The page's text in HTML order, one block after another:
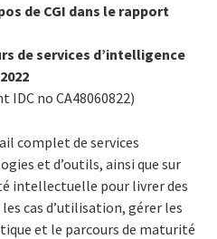
de CGI dans le rapport
de services d’intelligence
IDC no CA48060822)
complet de services
et d’outils, ainsi que sur
intellectuelle pour livrer des
cas d’utilisation, gérer les
et le parcours de maturité